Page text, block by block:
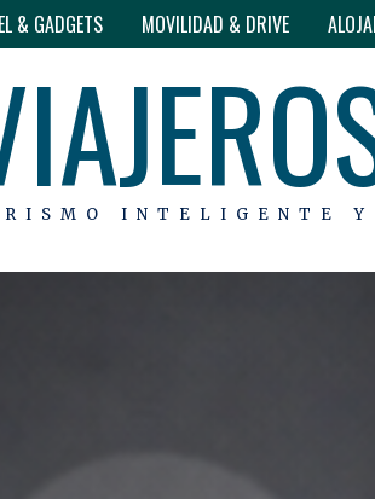
& GADGETS MOVILIDAD & DRIVE
INTELIGENTE